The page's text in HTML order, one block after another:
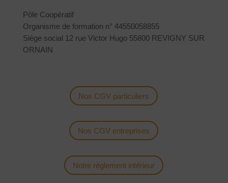
Pôle Coopératif
Organisme de formation n° 44550058855
Siège social 12 rue Victor Hugo 55800 REVIGNY SUR
ORNAIN
Nos CGV particuliers
Nos CGV entreprises
Notre règlement intérieur